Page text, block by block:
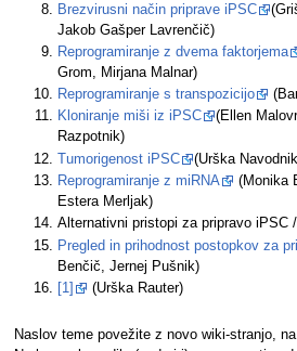
Brezvirusni način priprave iPSC
Jakob Gašper Lavrenčič)
Reprogramiranje z dvema faktorjema
Grom, Mirjana Malnar)
Reprogramiranje s transpozicijo
Kloniranje miši iz iPSC
(Ellen
Razpotnik)
Tumorigenost iPSC
(Urška
Reprogramiranje z miRNA
(Monika
Estera Merljak)
Alternativni pristopi za pripravo iPSC
Pregled in prihodnost postopkov za
Benčič, Jernej Pušnik)
[1]
(Urška Rauter)
Naslov teme povežite z novo wiki-stranjo,